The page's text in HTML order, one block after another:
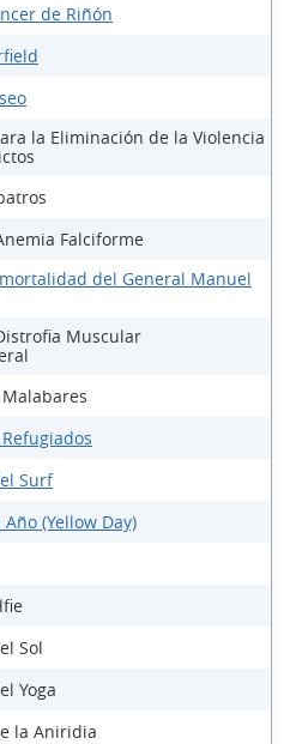
de Riñón
la Eliminación de la Violencia
Falciforme
del General Manuel
Muscular
Surf
(Yellow Day)
Sol
Yoga
la Aniridia